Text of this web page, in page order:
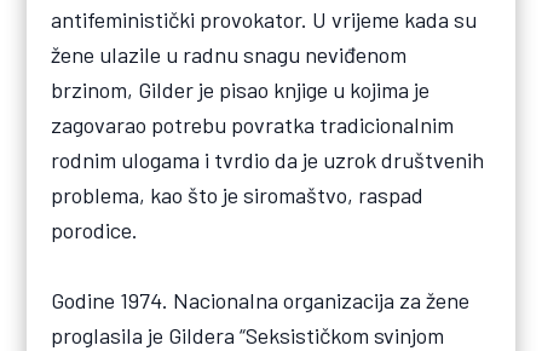
antifeministički provokator. U vrijeme kada su
žene ulazile u radnu snagu neviđenom
brzinom, Gilder je pisao knjige u kojima je
zagovarao potrebu povratka tradicionalnim
rodnim ulogama i tvrdio da je uzrok društvenih
problema, kao što je siromaštvo, raspad
porodice.
Godine 1974. Nacionalna organizacija za žene
proglasila je Gildera “Seksističkom svinjom